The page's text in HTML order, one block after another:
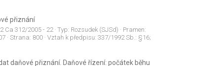
přiznání
Ca 312/2005 - 22· Typ: Rozsudek (SJSd) · Pramen:
· Strana: 800· Vztah k předpisu: 337/1992 Sb.: §16;
daňové přiznání. Daňové řízení: počátek běhu